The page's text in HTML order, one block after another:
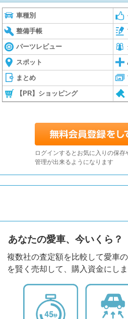
車種別
整備手帳
パーツレビュー
スポット
まとめ
【PR】ショッピング
ログインするとお気に入りの保存
管理が出来るようになります
あなたの愛車、今いくら？
複数社の査定額を比較して愛車
を賢く売却して、購入資金にし